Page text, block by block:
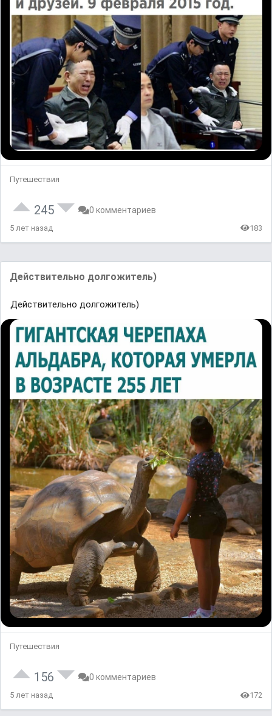
Путешествия
245 0 комментариев
5 лет назад 183
Действительно долгожитель)
Действительно долгожитель)
Путешествия
156 0 комментариев
5 лет назад 172